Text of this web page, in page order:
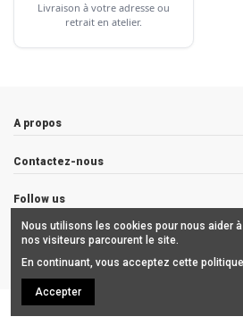
Livraison à votre adresse ou
retrait en atelier.
A propos
Contactez-nous
Follow us
Newsletter
Copyrights © 2019
Nous utilisons les cookies pour nous aider
nos visiteurs parcourent le site.
En continuant, vous acceptez cette
Accepter